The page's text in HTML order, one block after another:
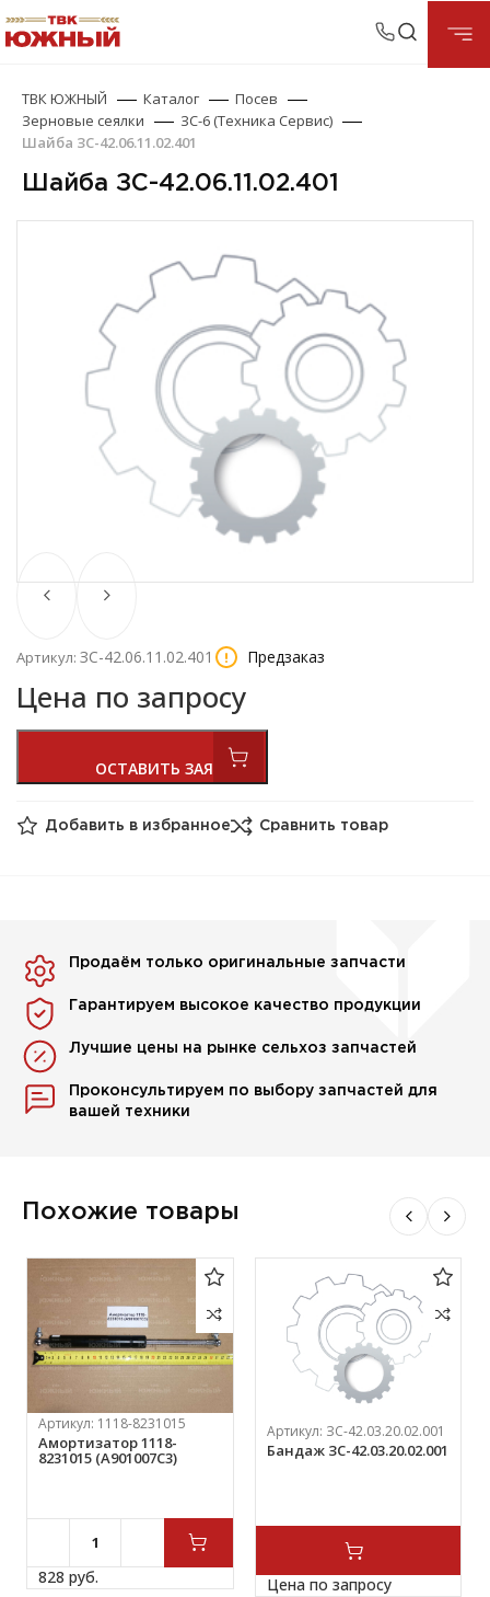
ТВК ЮЖНЫЙ Каталог
Посев
Зерновые сеялки
ЗС-6 (Техника Сервис)
Шайба ЗС-42.06.11.02.401
Шайба ЗС-42.06.11.02.401
Артикул: ЗС-42.06.11.02.401 Предзаказ
Цена по запросу
Добавить в избранное Сравнить товар
Продаём только оригинальные запчасти
Гарантируем высокое качество продукции
Лучшие цены на рынке сельхоз запчастей
Проконсультируем по выбору запчастей для
вашей техники
Похожие товары
Артикул: 1118-8231015
Амортизатор 1118-
8231015 (А901007С3)
828 руб.
Артикул: ЗС-42.03.20.02.001
Бандаж ЗС-42.03.20.02.001
Цена по запросу